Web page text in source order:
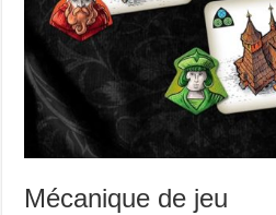
Mécanique de jeu